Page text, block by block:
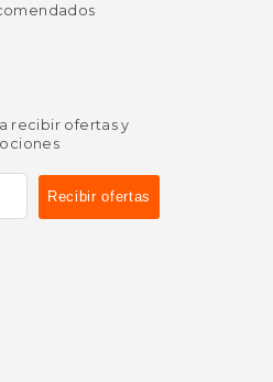
recibir ofertas y